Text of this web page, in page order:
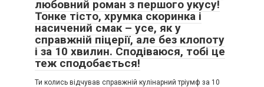
любовний роман з першого укусу!
Тонке тісто, хрумка скоринка і
насичений смак – усе, як у
справжній піцерії, але без клопоту
і за 10 хвилин. Сподіваюся, тобі це
теж сподобається!
Ти колись відчував справжній кулінарний тріумф за 10